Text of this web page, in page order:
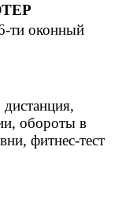
ти оконный
обороты в
фитнес-тест